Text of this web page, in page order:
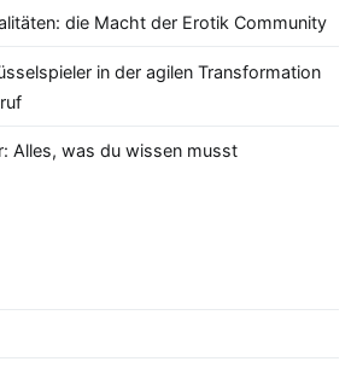
die Macht der Erotik Community
in der agilen Transformation
Alles, was du wissen musst